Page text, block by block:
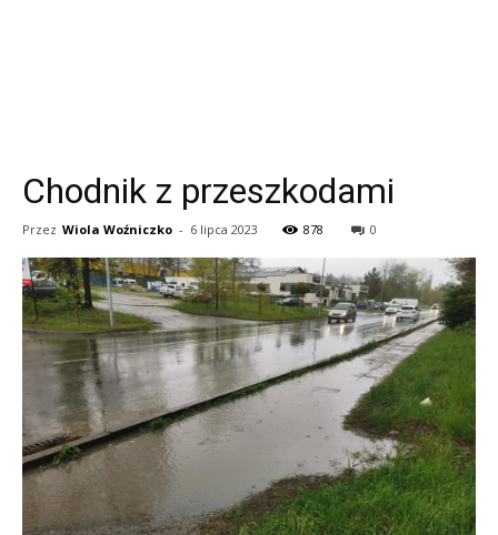
Chodnik z przeszkodami
Przez Wiola Woźniczko - 6 lipca 2023 878 0